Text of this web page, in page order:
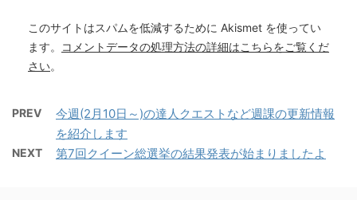
このサイトはスパムを低減するために Akismet を使ってい
ます。
コメントデータの処理方法の詳細はこちらをご覧くだ
さい。
PREV
今週(2月10日～)の達人クエストなど週課の更新情報
を紹介します
NEXT 第7回クイーン総選挙の結果発表が始まりましたよ